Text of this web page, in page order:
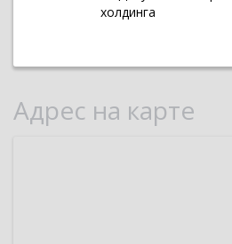
холдинга
Адрес на карте